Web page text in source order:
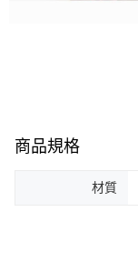
商品規格
材質